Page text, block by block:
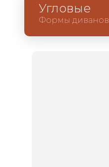
Угловые
Формы диванов